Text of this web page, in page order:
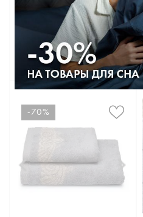
1 680 руб. 4 199 руб.
50Х90
-70%